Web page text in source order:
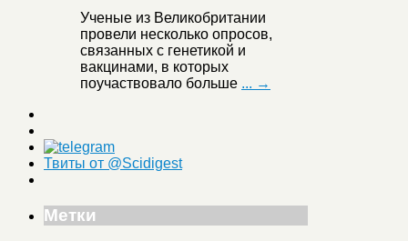
Ученые из Великобритании
провели несколько опросов,
связанных с генетикой и
вакцинами, в которых
поучаствовало больше ... →
Твиты от @Scidigest
Метки